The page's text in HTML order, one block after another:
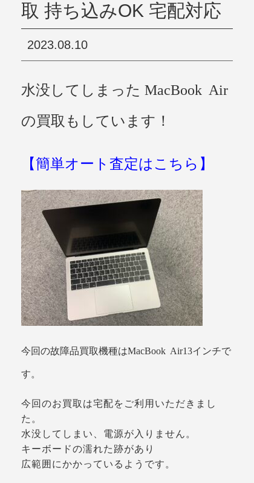
取 持ち込みOK 宅配対応
2023.08.10
水没してしまった MacBook Air
の買取もしています！
【簡単オート査定はこちら】
今回の故障品買取機種はMacBook Air13インチで
す。
今回のお買取は宅配をご利用いただきまし
た。
水没してしまい、電源が入りません。
キーボードの濡れた跡があり
広範囲にかかっているようです。